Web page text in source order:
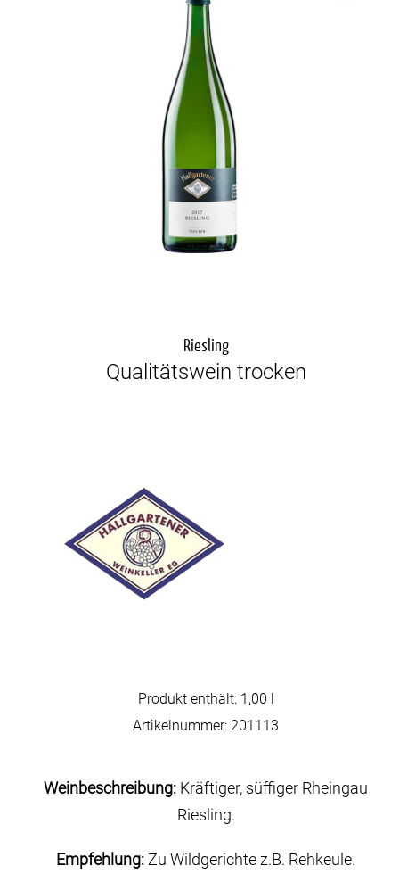
Riesling
Qualitätswein trocken
Produkt enthält: 1,00
Artikelnummer: 201113
Weinbeschreibung: Kräftiger, süffiger Rheingau
Riesling.
Empfehlung:Zu Wildgerichte z.B. Rehkeule.